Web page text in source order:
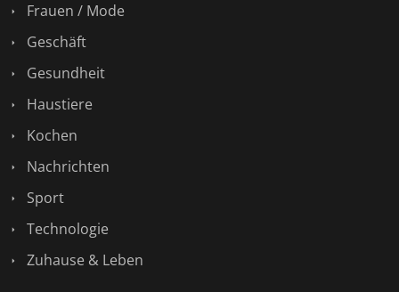
Frauen / Mode
Geschäft
Gesundheit
Haustiere
Kochen
Nachrichten
Sport
Technologie
Zuhause & Leben